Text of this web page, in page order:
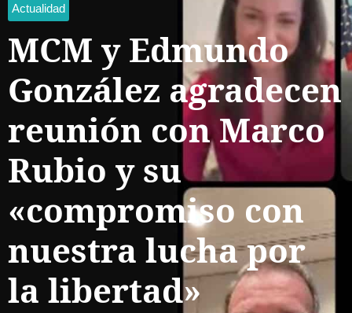
Actualidad
MCM y Edmundo
González agradecen
reunión con Marco
Rubio y su
«compromiso con
nuestra lucha por
la libertad»